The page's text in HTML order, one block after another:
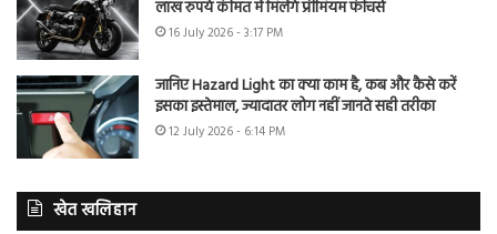
लाख रुपये कीमत में मिलेंगे प्रीमियम फीचर्स
16 July 2026 - 3:17 PM
जानिए Hazard Light का क्या काम है, कब और कैसे करें
इसका इस्तेमाल, ज्यादातर लोग नहीं जानते सही तरीका
12 July 2026 - 6:14 PM
खेत खलिहान